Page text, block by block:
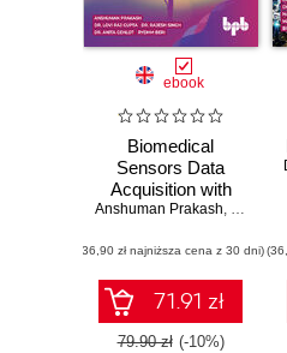
ebook
Biomedical
Sensors Data
Acquisition with
LabVIEW
Anshuman Prakash, Dr. Lovi
(36,90 zł najniższa cena z 30 dni)
71.91 zł
79.90 zł (-10%)